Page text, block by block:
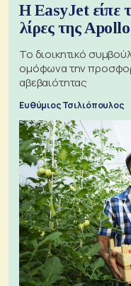
Η EasyJet είπε
λίρες της Apollo
Το διοικητικό
ομόφωνα την
αβεβαιότητας
Ευθύμιος Τσιλιόπουλος